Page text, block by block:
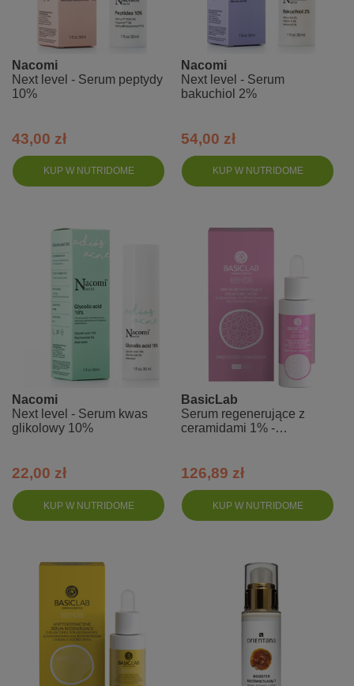
KUP W NUTRIDOME
Nacomi
Next level - Serum peptydy
10%
43,00 zł
KUP W NUTRIDOME
Nacomi
Next level - Serum
bakuchiol 2%
54,00 zł
KUP W NUTRIDOME
Nacomi
Next level - Serum kwas
glikolowy 10%
22,00 zł
KUP W NUTRIDOME
BasicLab
Serum regenerujące z
ceramidami 1% -
126,89 zł